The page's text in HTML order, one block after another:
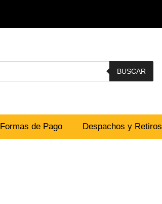
BUSCAR
Formas de Pago Despachos y Retiros